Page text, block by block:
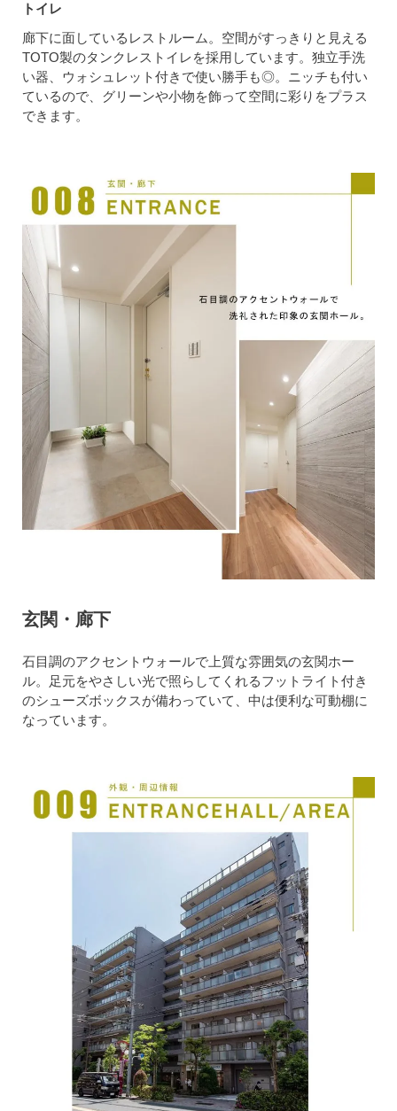
トイレ
廊下に面しているレストルーム。空間がすっきりと見える
TOTO製のタンクレストイレを採用しています。独立手洗
い器、ウォシュレット付きで使い勝手も◎。ニッチも付い
ているので、グリーンや小物を飾って空間に彩りをプラス
できます。
玄関・廊下
石目調のアクセントウォールで上質な雰囲気の玄関ホー
ル。足元をやさしい光で照らしてくれるフットライト付き
のシューズボックスが備わっていて、中は便利な可動棚に
なっています。